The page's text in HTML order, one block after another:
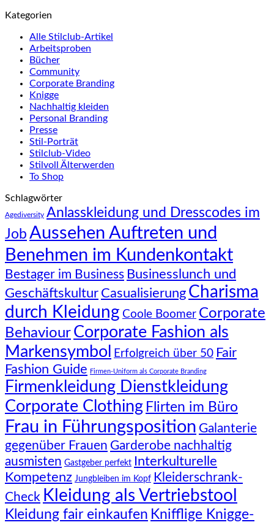
Kategorien
Alle Stilclub-Artikel
Arbeitsproben
Bücher
Community
Corporate Branding
Knigge
Nachhaltig kleiden
Personal Branding
Presse
Stil-Porträt
Stilclub-Video
Stilvoll Älterwerden
To Shop
Schlagwörter
Agediversity Anlasskleidung und Dresscodes im
Job Aussehen Auftreten und
Benehmen im Kundenkontakt
Bestager im Business Businesslunch und
Geschäftskultur Casualisierung Charisma
durch Kleidung Coole Boomer Corporate
Behaviour Corporate Fashion als
Markensymbol
Erfolgreich über 50 Fair
Fashion Guide
Firmen-Uniform als Corporate Branding
Firmenkleidung Dienstkleidung
Corporate Clothing Flirten im Büro
Frau in Führungsposition Galanterie
gegenüber Frauen Garderobe nachhaltig
ausmisten Gastgeber perfekt
Interkulturelle
Kompetenz Jungbleiben im Kopf Kleiderschrank-
Check Kleidung als Vertriebstool
Kleidung fair einkaufen Knifflige Knigge-